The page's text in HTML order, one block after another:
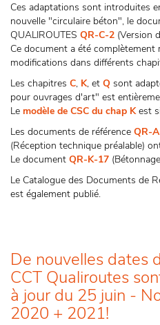
Ces adaptations sont introduites
nouvelle "circulaire béton", le
QUALIROUTES QR-C-2 (Version
Ce document a été complètement
modifications dans différents
Les chapitres C, K, et Q sont
pour ouvrages d'art" est
Le modèle de CSC du chap Kest
Les documents de référence QR-
(Réception technique préalable)
Le document QR-K-17
Le Catalogue des Documents de
est également publié.
De nouvelles dates
CCT Qualiroutes
à jour du 25 juin -
2020 + 2021!